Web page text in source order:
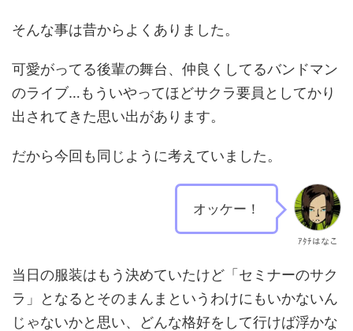
そんな事は昔からよくありました。
可愛がってる後輩の舞台、仲良くしてるバンドマン
のライブ…もういやってほどサクラ要員としてかり
出されてきた思い出があります。
だから今回も同じように考えていました。
オッケー！
ｱﾀﾁはなこ
当日の服装はもう決めていたけど「セミナーのサク
ラ」となるとそのまんまというわけにもいかないん
じゃないかと思い、どんな格好をして行けば浮かな